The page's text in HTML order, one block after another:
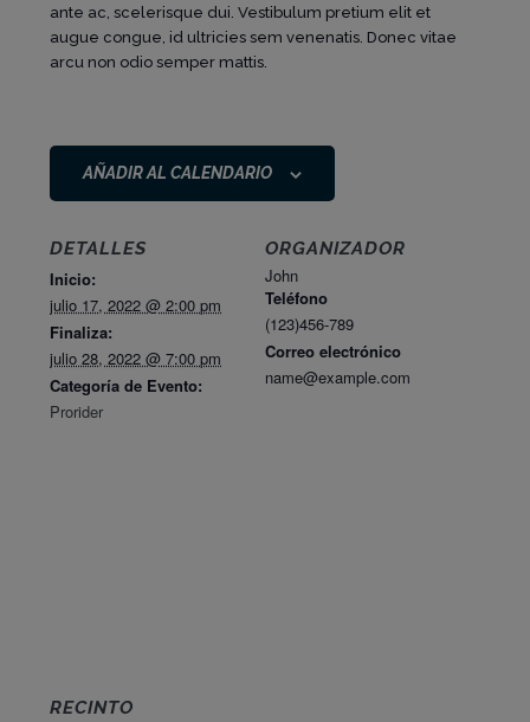
ante ac, scelerisque dui. Vestibulum pretium elit et
augue congue, id ultricies sem venenatis. Donec vitae
arcu non odio semper mattis.
AÑADIR AL CALENDARIO
DETALLES
Inicio:
julio 17, 2022 @ 2:00 pm
Finaliza:
julio 28, 2022 @ 7:00 pm
Categoría de Evento:
Prorider
ORGANIZADOR
John
Teléfono
(123)456-789
Correo electrónico
name@example.com
RECINTO